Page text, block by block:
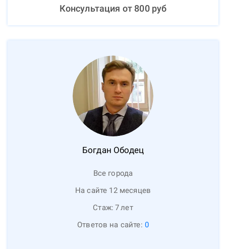
Консультация от 800руб
Богдан Ободец
Все города
На сайте 12 месяцев
Стаж: 7лет
Ответов на сайте: 0